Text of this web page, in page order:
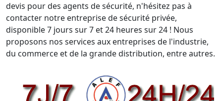
devis pour des agents de sécurité, n'hésitez pas à
contacter notre entreprise de sécurité privée,
disponible 7 jours sur 7 et 24 heures sur 24 ! Nous
proposons nos services aux entreprises de l'industrie,
du commerce et de la grande distribution, entre autres.